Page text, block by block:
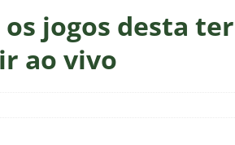
vexame! Fluminense perde para o Vasco e se
jogos desta
ao vivo